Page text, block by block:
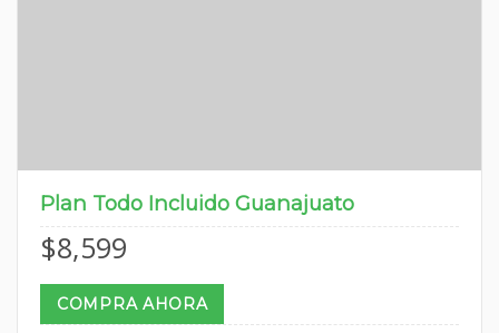
Plan Todo Incluido Guanajuato
$8,599
COMPRA AHORA